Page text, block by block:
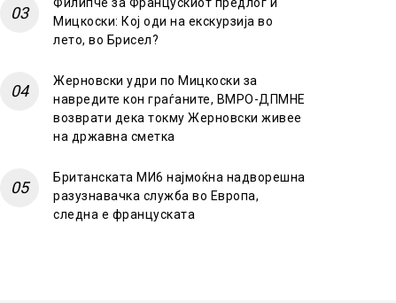
Мицкоски: Кој оди на екскурзија во
лето, во Брисел?
Жерновски удри по Мицкоски за
навредите кон граѓаните, ВМРО-ДПМНЕ
возврати дека токму Жерновски живее
на државна сметка
Британската МИ6 најмоќна надворешна
разузнавачка служба во Европа,
следна е француската